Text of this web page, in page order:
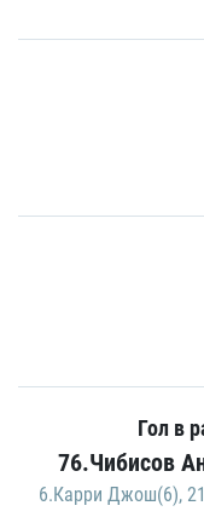
Гол в
76.Чибисов
6.Карри Джош(6),